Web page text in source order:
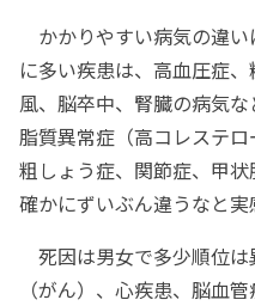
かかりやすい病気の違
に多い疾患は、高血圧症
風、脳卒中、腎臓の病気な
脂質異常症（高コレステ
粗しょう症、関節症、甲状
確かにずいぶん違うなと実
死因は男女で多少順位
（がん）、心疾患、脳血